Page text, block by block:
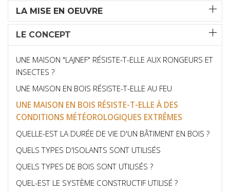
LA MISE EN OEUVRE
LE CONCEPT
UNE MAISON "LAJNEF" RÉSISTE-T-ELLE AUX RONGEURS ET
INSECTES ?
UNE MAISON EN BOIS RÉSISTE-T-ELLE AU FEU
UNE MAISON EN BOIS RÉSISTE-T-ELLE À DES
CONDITIONS MÉTÉOROLOGIQUES EXTRÊMES
QUELLE-EST LA DURÉE DE VIE D'UN BÂTIMENT EN BOIS ?
QUELS TYPES D'ISOLANTS SONT UTILISÉS
QUELS TYPES DE BOIS SONT UTILISÉS ?
QUEL-EST LE SYSTÈME CONSTRUCTIF UTILISÉ ?